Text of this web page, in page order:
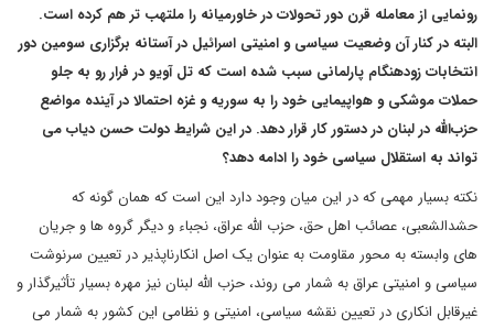
رونمایی از معامله قرن دور تحولات در خاورمیانه را ملتهب تر هم کرده است.
البته در کنار آن وضعیت سیاسی و امنیتی اسرائیل در آستانه برگزاری سومین دور
انتخابات زودهنگام پارلمانی سبب شده است که تل آویو در فرار رو به جلو
حملات موشکی و هواپیمایی خود را به سوریه و غزه احتمالا در آینده مواضع
حزب‌الله در لبنان در دستور کار قرار دهد. در این شرایط دولت حسن دیاب می
تواند به استقلال سیاسی خود را ادامه دهد؟
نکته بسیار مهمی که در این میان وجود دارد این است که همان گونه که
حشدالشعبی، عصائب اهل حق، حزب الله عراق، نجباء و دیگر گروه ها و جریان
های وابسته به محور مقاومت به عنوان یک اصل انکارناپذیر در تعیین سرنوشت
سیاسی و امنیتی عراق به شمار می روند، حزب الله لبنان نیز مهره بسیار تأثیرگذار و
غیرقابل انکاری در تعیین نقشه سیاسی، امنیتی و نظامی این کشور به شمار می